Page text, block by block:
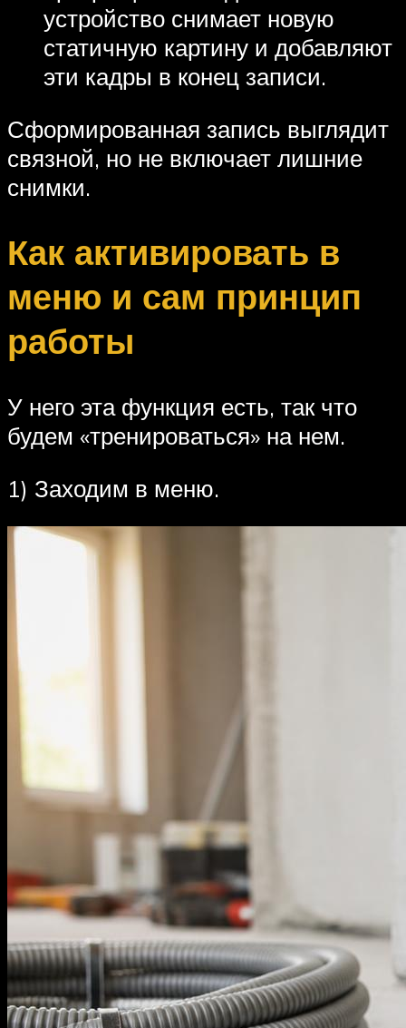
устройство снимает новую
статичную картину и добавляют
эти кадры в конец записи.
Сформированная запись выглядит
связной, но не включает лишние
снимки.
Как активировать в
меню и сам принцип
работы
У него эта функция есть, так что
будем «тренироваться» на нем.
1) Заходим в меню.